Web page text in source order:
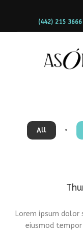
(442) 215 3666
All •
Lorem ipsum
eiusmod